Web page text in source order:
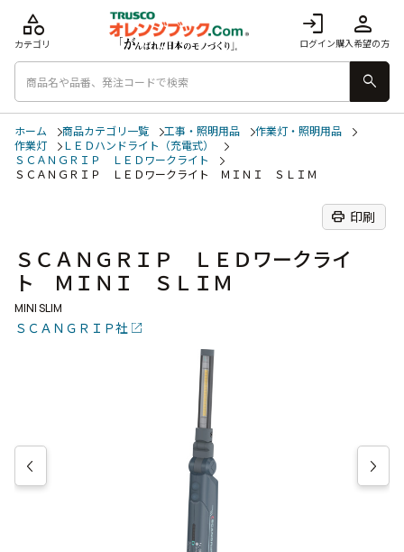
login
ログイン
person
購入希望の方
category
カテゴリ
search
ホーム 商品カテゴリ一覧 工事・照明用品
作業灯・照明用品
作業灯
ＬＥＤハンドライト（充電式）
ＳＣＡＮＧＲＩＰ ＬＥＤワークライト
ＳＣＡＮＧＲＩＰ ＬＥＤワークライト ＭＩＮＩ ＳＬＩＭ
print 印刷
ＳＣＡＮＧＲＩＰ ＬＥＤワークライ
ト ＭＩＮＩ ＳＬＩＭ
MINI SLIM
ＳＣＡＮＧＲＩＰ社